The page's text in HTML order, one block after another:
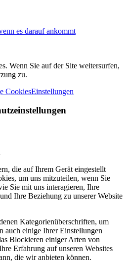
es darauf ankommt
Wenn Sie auf der Site weitersurfen,
zu.
CookiesEinstellungen
die auf Ihrem Gerät eingestellt
um uns mitzuteilen, wenn Sie
Sie mit uns interagieren, Ihre
Ihre Beziehung zu unserer Website
Kategorienüberschriften, um
auch einige Ihrer Einstellungen
Blockieren einiger Arten von
Erfahrung auf unseren Websites
die wir anbieten können.